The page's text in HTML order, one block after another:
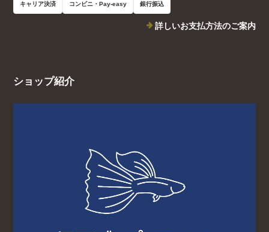
キャリア決済 コンビニ・Pay-easy 銀行振込
詳しいお支払方法のご案内
ショップ紹介